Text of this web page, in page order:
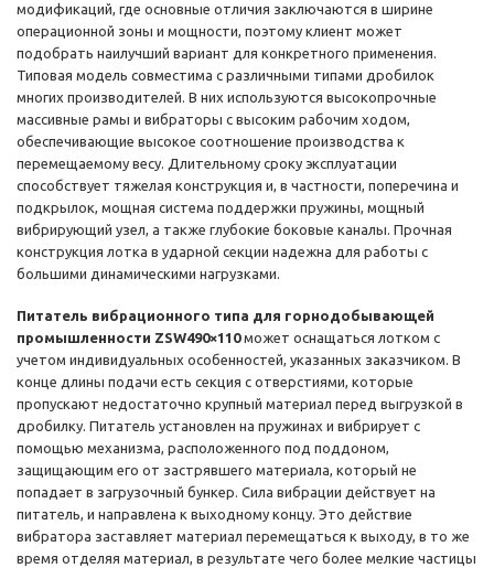
модификаций, где основные отличия заключаются в ширине
операционной зоны и мощности, поэтому клиент может
подобрать наилучший вариант для конкретного применения.
Типовая модель совместима с различными типами дробилок
многих производителей. В них используются высокопрочные
массивные рамы и вибраторы с высоким рабочим ходом,
обеспечивающие высокое соотношение производства к
перемещаемому весу. Длительному сроку эксплуатации
способствует тяжелая конструкция и, в частности, поперечина и
подкрылок, мощная система поддержки пружины, мощный
вибрирующий узел, а также глубокие боковые каналы. Прочная
конструкция лотка в ударной секции надежна для работы с
большими динамическими нагрузками.
Питатель вибрационного типа для горнодобывающей
промышленности ZSW490×110может оснащаться лотком с
учетом индивидуальных особенностей, указанных заказчиком. В
конце длины подачи есть секция с отверстиями, которые
пропускают недостаточно крупный материал перед выгрузкой в
дробилку. Питатель установлен на пружинах и вибрирует с
помощью механизма, расположенного под поддоном,
защищающим его от застрявшего материала, который не
попадает в загрузочный бункер. Сила вибрации действует на
питатель, и направлена к выходному концу. Это действие
вибратора заставляет материал перемещаться к выходу, в то же
время отделяя материал, в результате чего более мелкие частицы